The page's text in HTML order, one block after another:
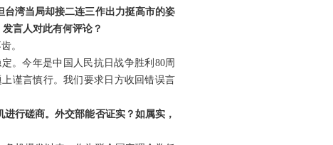
台湾当局却接二连三作出力挺高市的姿
言人对此有何评论？
。
。今年是中国人民抗日战争胜利80周
谨言慎行。我们要求日方收回错误言
行磋商。外交部能否证实？如属实，